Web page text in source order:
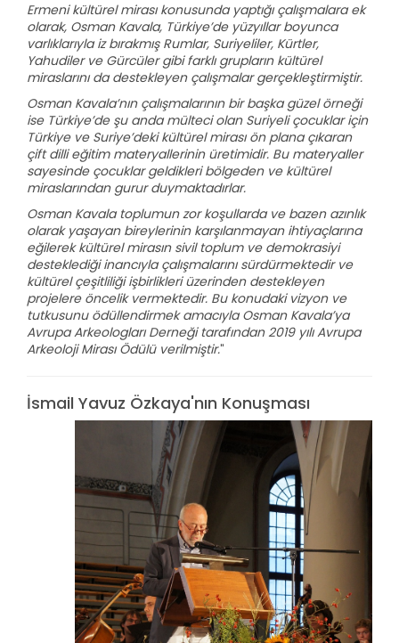
Ermeni kültürel mirası konusunda yaptığı çalışmalara ek
olarak, Osman Kavala, Türkiye’de yüzyıllar boyunca
varlıklarıyla iz bırakmış Rumlar, Suriyeliler, Kürtler,
Yahudiler ve Gürcüler gibi farklı grupların kültürel
miraslarını da destekleyen çalışmalar gerçekleştirmiştir.
Osman Kavala’nın çalışmalarının bir başka güzel örneği
ise Türkiye’de şu anda mülteci olan Suriyeli çocuklar için
Türkiye ve Suriye’deki kültürel mirası ön plana çıkaran
çift dilli eğitim materyallerinin üretimidir. Bu materyaller
sayesinde çocuklar geldikleri bölgeden ve kültürel
miraslarından gurur duymaktadırlar.
Osman Kavala toplumun zor koşullarda ve bazen azınlık
olarak yaşayan bireylerinin karşılanmayan ihtiyaçlarına
eğilerek kültürel mirasın sivil toplum ve demokrasiyi
desteklediği inancıyla çalışmalarını sürdürmektedir ve
kültürel çeşitliliği işbirlikleri üzerinden destekleyen
projelere öncelik vermektedir. Bu konudaki vizyon ve
tutkusunu ödüllendirmek amacıyla Osman Kavala’ya
Avrupa Arkeologları Derneği tarafından 2019 yılı Avrupa
Arkeoloji Mirası Ödülü verilmiştir."
İsmail Yavuz Özkaya'nın Konuşması